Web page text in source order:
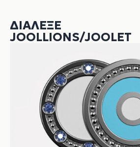
ΔΙΆΛΕΞΕ
JOOLLIONS/JOOLET